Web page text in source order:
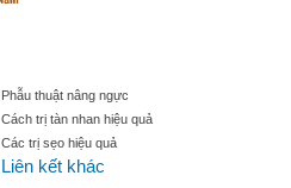
Phẫu thuật nâng ngực
Cách trị tàn nhan hiệu quả
Các trị sẹo hiệu quả
Liên kết khác